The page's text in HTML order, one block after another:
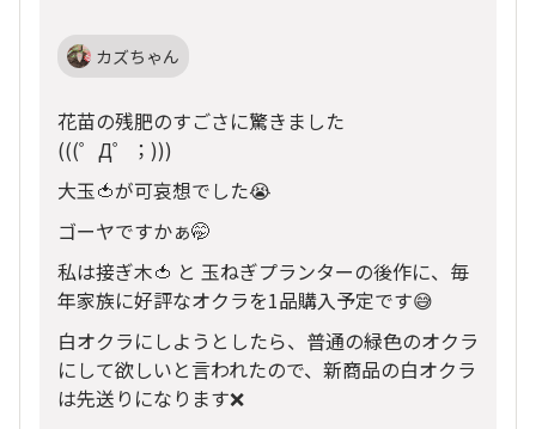
カズちゃん
花苗の残肥のすごさに驚きました
(((゜Д゜；)))
大玉🍅が可哀想でした😭
ゴーヤですかぁ🤭
私は接ぎ木🍅 と 玉ねぎプランターの後作に、毎
年家族に好評なオクラを1品購入予定です😅
白オクラにしようとしたら、普通の緑色のオクラ
にして欲しいと言われたので、新商品の白オクラ
は先送りになります❌